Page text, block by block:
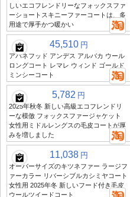
しいエコフレンドリーなフォックスファ
ーショートスキニーファーコートは、多
用途で厚手かつ暖かい
45,510 円
アバネフッド アンデス アルバカ ウール
ロングコート レマレ ウィンド ゴールド
ミンシーコート
5,782 円
2025年秋冬 新しい高級エコフレンドリ
ーな模倣 フォックスファージャケット
女性用ミドルレングスの毛皮コートが厚
みを増しました
11,038 円
オーバーサイズのキツネファー ラージフ
ァーカラー リバーシブルカシミヤコート
女性用 2025年冬 新しいフード付き毛皮
ウールツイードコート